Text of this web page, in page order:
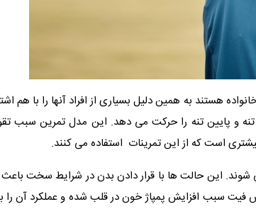
هستند به همین دلیل بسیاری از افراد آنها را با هم
تنه و پایین تنه را حرکت می دهد. این مدل تمرین
است که از این تمرینات استفاده می کنند.
این حالت ها با قرار دادن بدن در شرایط سخت
سبب افزایش پمپاژ خون در قلب شده و عملکرد آن را